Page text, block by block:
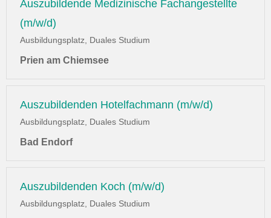
Auszubildende Medizinische Fachangestellte
(m/w/d)
Ausbildungsplatz, Duales Studium
Prien am Chiemsee
Auszubildenden Hotelfachmann (m/w/d)
Ausbildungsplatz, Duales Studium
Bad Endorf
Auszubildenden Koch (m/w/d)
Ausbildungsplatz, Duales Studium